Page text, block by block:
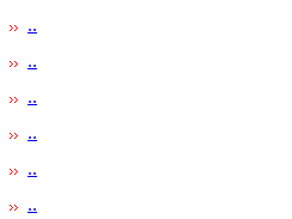
..
..
..
..
..
..